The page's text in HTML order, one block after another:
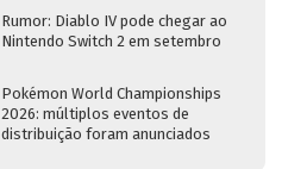
Rumor: Diablo IV pode chegar ao
Nintendo Switch 2 em setembro
Pokémon World Championships
2026: múltiplos eventos de
distribuição foram anunciados